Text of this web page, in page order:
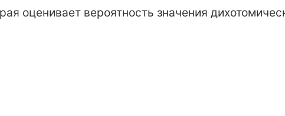
оценивает вероятность значения